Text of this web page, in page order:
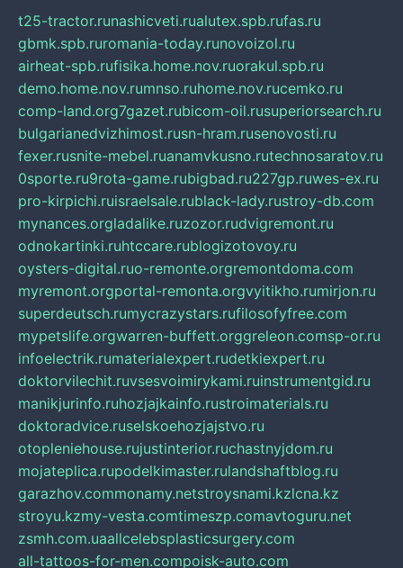
t25-tractor.runashicveti.rualutex.spb.rufas.ru
gbmk.spb.ruromania-today.runovoizol.ru
airheat-spb.rufisika.home.nov.ruorakul.spb.ru
demo.home.nov.rumnso.ruhome.nov.rucemko.ru
comp-land.org7gazet.rubicom-oil.rusuperiorsearch.ru
bulgarianedvizhimost.rusn-hram.rusenovosti.ru
fexer.rusnite-mebel.ruanamvkusno.rutechnosaratov.ru
0sporte.ru9rota-game.rubigbad.ru227gp.ruwes-ex.ru
pro-kirpichi.ruisraelsale.rublack-lady.rustroy-db.com
mynances.orgladalike.ruzozor.rudvigremont.ru
odnokartinki.ruhtccare.rublogizotovoy.ru
oysters-digital.ruo-remonte.orgremontdoma.com
myremont.orgportal-remonta.orgvyitikho.rumirjon.ru
superdeutsch.rumycrazystars.rufilosofyfree.com
mypetslife.orgwarren-buffett.orggreleon.comsp-or.ru
infoelectrik.rumaterialexpert.rudetkiexpert.ru
doktorvilechit.ruvsesvoimirykami.ruinstrumentgid.ru
manikjurinfo.ruhozjajkainfo.rustroimaterials.ru
doktoradvice.ruselskoehozjajstvo.ru
otopleniehouse.rujustinterior.ruchastnyjdom.ru
mojateplica.rupodelkimaster.rulandshaftblog.ru
garazhov.commonamy.netstroysnami.kzlcna.kz
stroyu.kzmy-vesta.comtimeszp.comavtoguru.net
zsmh.com.uaallcelebsplasticsurgery.com
all-tattoos-for-men.compoisk-auto.com